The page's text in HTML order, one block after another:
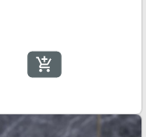
add_shopping_cart